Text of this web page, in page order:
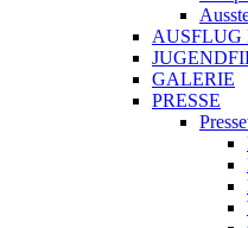
AUSFLUG
GALERIE
PRESSE